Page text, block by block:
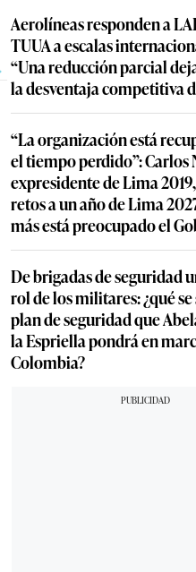
Aerolíneas responden a
TUUA a escalas
“Una reducción parcial
la desventaja competitiva
“La organización está
el tiempo perdido”: Carlos
expresidente de Lima
retos a un año de Lima
más está preocupado el
De brigadas de seguridad
rol de los militares: ¿qué se
plan de seguridad que
la Espriella pondrá en
Colombia?